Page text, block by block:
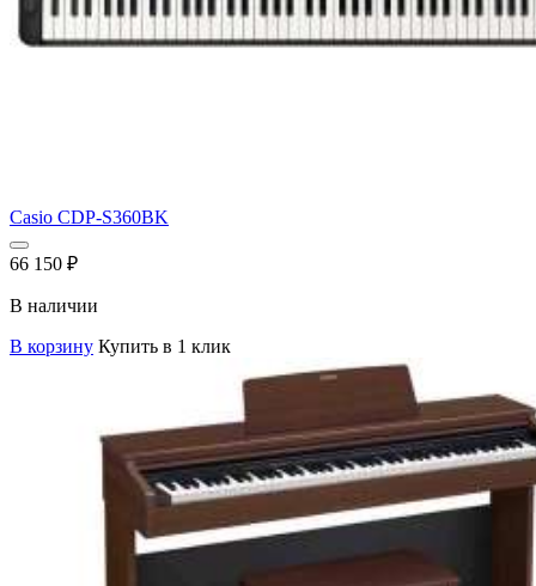
Casio CDP-S360BK
66 150 ₽
В наличии
В корзину Купить в 1 клик